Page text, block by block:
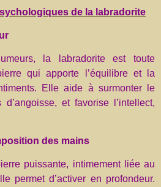
de la labradorite
la labradorite est toute
qui apporte l’équilibre et la
Elle aide à surmonter le
et favorise l’intellect,
des mains
puissante, intimement liée au
permet d’activer en profondeur.